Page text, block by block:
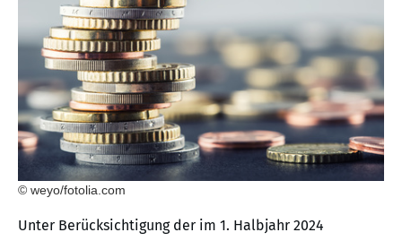
© weyo/fotolia.com
Unter Berücksichtigung der im 1. Halbjahr 2024